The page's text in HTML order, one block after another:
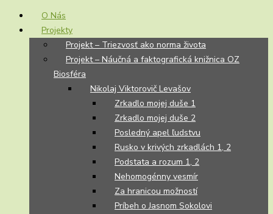
O Nás
Projekty
Projekt – Triezvosť ako norma života
Projekt – Náučná a faktografická knižnica OZ
Biosféra
Nikolaj Viktorovič Levašov
Zrkadlo mojej duše 1
Zrkadlo mojej duše 2
Posledný apel ľudstvu
Rusko v krivých zrkadlách 1, 2
Podstata a rozum 1, 2
Nehomogénny vesmír
Za hranicou možností
Príbeh o Jasnom Sokolovi